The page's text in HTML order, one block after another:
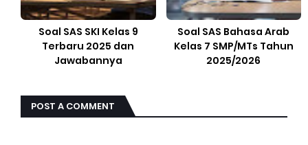
Soal SAS SKI Kelas 9
Terbaru 2025 dan
Jawabannya
Soal SAS Bahasa Arab
Kelas 7 SMP/MTs Tahun
2025/2026
POST A COMMENT